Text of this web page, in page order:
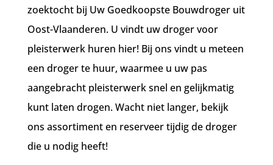
zoektocht bij Uw Goedkoopste Bouwdroger uit
Oost-Vlaanderen. U vindt uw droger voor
pleisterwerk huren hier! Bij ons vindt u meteen
een droger te huur, waarmee u uw pas
aangebracht pleisterwerk snel en gelijkmatig
kunt laten drogen. Wacht niet langer, bekijk
ons assortiment en reserveer tijdig de droger
die u nodig heeft!